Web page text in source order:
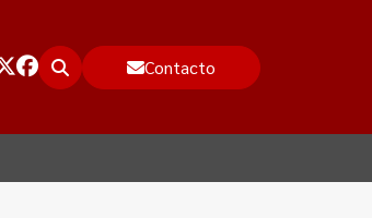
Contacto